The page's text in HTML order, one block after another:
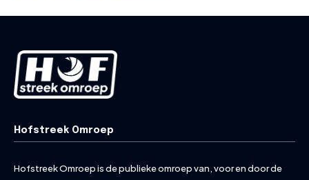
Hofstreek Omroep
Hofstreek Omroep is de publieke omroep van, voor en door de